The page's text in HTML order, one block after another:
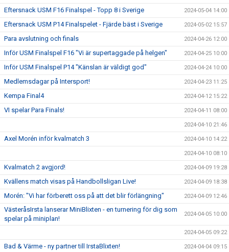
Eftersnack USM F16 Finalspel - Topp 8 i Sverige 2024-05-04 14:00
Eftersnack USM P14 Finalspelet - Fjärde bäst i Sverige 2024-05-02 15:57
Para avslutning och finals 2024-04-26 12:00
Inför USM Finalspel F16 "Vi är supertaggade på helgen" 2024-04-25 10:00
Inför USM Finalspel P14 "Känslan är väldigt god" 2024-04-24 10:00
Medlemsdagar på Intersport! 2024-04-23 11:25
Kempa Final4 2024-04-12 15:22
VI spelar Para Finals! 2024-04-11 08:00
2024-04-10 21:46
Axel Morén inför kvalmatch 3 2024-04-10 14:22
2024-04-10 08:10
Kvalmatch 2 avgjord! 2024-04-09 19:28
Kvällens match visas på Handbollsligan Live! 2024-04-09 18:38
Morén: "Vi har förberett oss på att det blir förlängning" 2024-04-09 12:46
VästeråsIrsta lanserar MiniBlixten - en turnering för dig som
spelar på miniplan!
2024-04-05 10:00
2024-04-05 09:22
Bad & Värme - ny partner till IrstaBlixten! 2024-04-04 09:15